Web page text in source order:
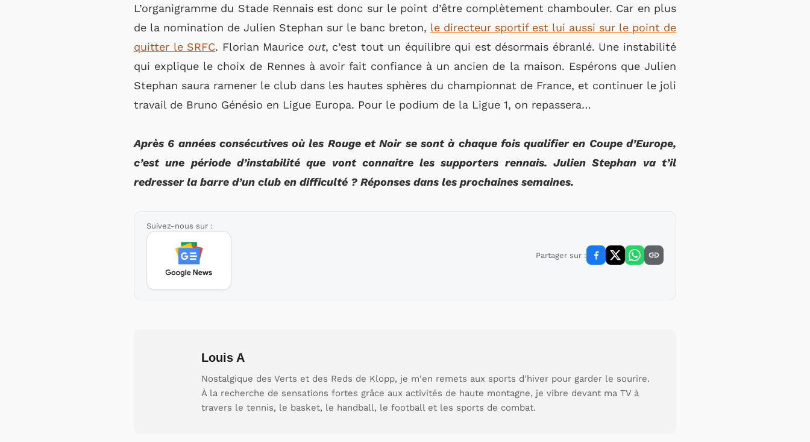
L’organigramme du Stade Rennais est donc sur le point d’être complètement chambouler. Car en plus
de la nomination de Julien Stephan sur le banc breton, le directeur sportif est lui aussi sur le point de
quitter le SRFC. Florian Maurice out, c’est tout un équilibre qui est désormais ébranlé. Une instabilité
qui explique le choix de Rennes à avoir fait confiance à un ancien de la maison. Espérons que Julien
Stephan saura ramener le club dans les hautes sphères du championnat de France, et continuer le joli
travail de Bruno Génésio en Ligue Europa. Pour le podium de la Ligue 1, on repassera…
Après 6 années consécutives où les Rouge et Noir se sont à chaque fois qualifier en Coupe d’Europe,
c’est une période d’instabilité que vont connaitre les supporters rennais. Julien Stephan va t’il
redresser la barre d’un club en difficulté ? Réponses dans les prochaines semaines.
Suivez-nous sur :
Partager sur :
Louis A
Nostalgique des Verts et des Reds de Klopp, je m'en remets aux sports d'hiver pour garder le sourire.
À la recherche de sensations fortes grâce aux activités de haute montagne, je vibre devant ma TV à
travers le tennis, le basket, le handball, le football et les sports de combat.